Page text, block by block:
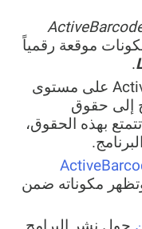
موقعة رقمياً
.
سيتم توفير كائن ActiveBarcode على مستوى
إلى حقوق
بهذه الحقوق،
مكوناته ضمن